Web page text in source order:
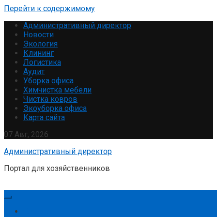
Перейти к содержимому
Административный директор
Новости
Экология
Клининг
Логистика
Аудит
Уборка офиса
Химчистка мебели
Чистка ковров
Экоуборка офиса
Карта сайта
07 Авг, 2026
Административный директор
Портал для хозяйственников